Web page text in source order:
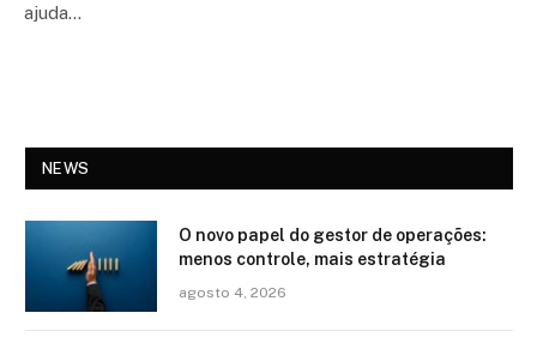
ajuda…
NEWS
O novo papel do gestor de operações:
menos controle, mais estratégia
agosto 4, 2026